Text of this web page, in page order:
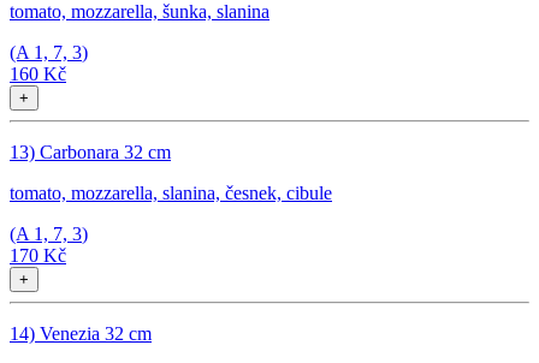
tomato, mozzarella, šunka, slanina
(A 1, 7, 3)
160 Kč
+
13) Carbonara 32 cm
tomato, mozzarella, slanina, česnek, cibule
(A 1, 7, 3)
170 Kč
+
14) Venezia 32 cm